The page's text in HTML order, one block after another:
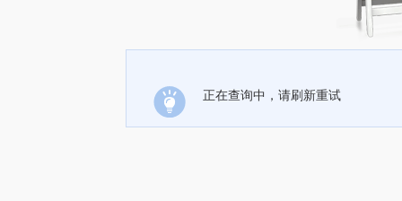
正在查询中，请刷新重试